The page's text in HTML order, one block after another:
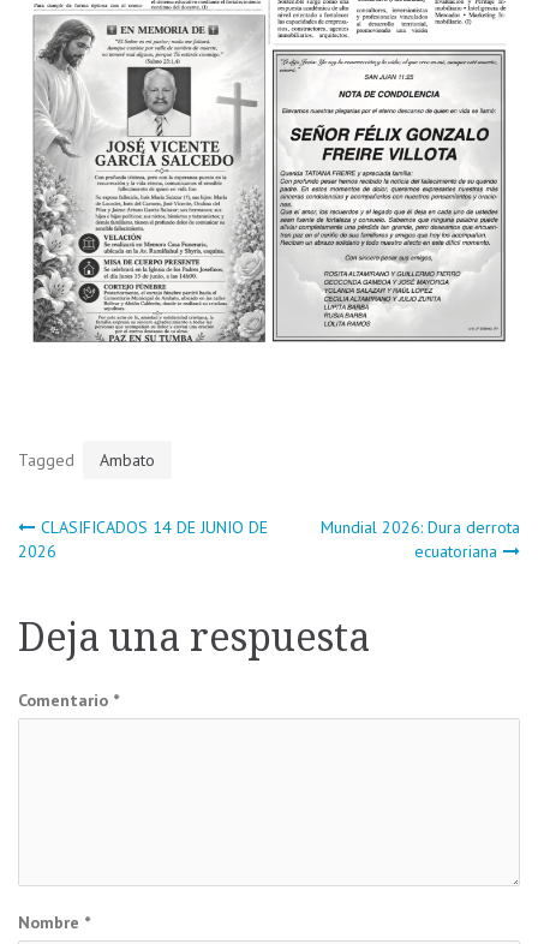
Tagged Ambato
Navegación
entradas
CLASIFICADOS 14 DE JUNIO DE
2026
Mundial 2026: Dura derrota
ecuatoriana
Deja una respuesta
Comentario *
Nombre *